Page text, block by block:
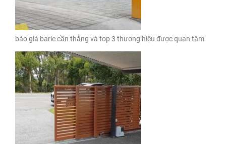
báo giá barie cần thẳng và top 3 thương hiệu được quan tâm